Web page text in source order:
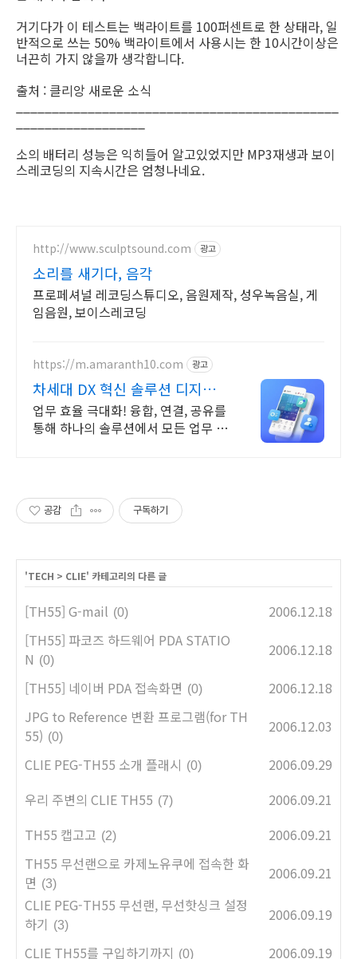
거기다가 이 테스트는 백라이트를 100퍼센트로 한 상태라, 일
반적으로 쓰는 50% 백라이트에서 사용시는 한 10시간이상은
너끈히 가지 않을까 생각합니다.
출처 : 클리앙 새로운 소식
소의 배터리 성능은 익히들어 알고있었지만 MP3재생과 보이
스레코딩의 지속시간은 엄청나네요.
http://www.sculptsound.com 광고
소리를 새기다, 음각
프로페셔널 레코딩스튜디오, 음원제작, 성우녹음실, 게
임음원, 보이스레코딩
https://m.amaranth10.com 광고
차세대 DX 혁신 솔루션 디지털
비즈니스 플랫폼
업무 효율 극대화! 융합, 연결, 공유를
통해 하나의 솔루션에서 모든 업무 해
공감 구독하기
'TECH > CLIE' 카테고리의 다른 글
[TH55] G-mail (0)
2006.12.18
[TH55] 파코즈 하드웨어 PDA STATIO
N (0)
2006.12.18
[TH55] 네이버 PDA 접속화면 (0)
2006.12.18
JPG to Reference 변환 프로그램(for TH
55) (0)
2006.12.03
CLIE PEG-TH55 소개 플래시 (0)
2006.09.29
우리 주변의 CLIE TH55 (7)
2006.09.21
TH55 캡고고 (2)
2006.09.21
TH55 무선랜으로 카제노유쿠에 접속한 화
면 (3)
2006.09.21
CLIE PEG-TH55 무선랜, 무선핫싱크 설정
하기 (3)
2006.09.19
CLIE TH55를 구입하기까지 (0) 2006.09.19